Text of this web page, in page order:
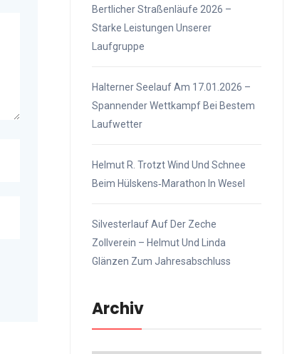
Bertlicher Straßenläufe 2026 –
Starke Leistungen Unserer
Laufgruppe
Halterner Seelauf Am 17.01.2026 –
Spannender Wettkampf Bei Bestem
Laufwetter
Helmut R. Trotzt Wind Und Schnee
Beim Hülskens‑Marathon In Wesel
Silvesterlauf Auf Der Zeche
Zollverein – Helmut Und Linda
Glänzen Zum Jahresabschluss
Archiv